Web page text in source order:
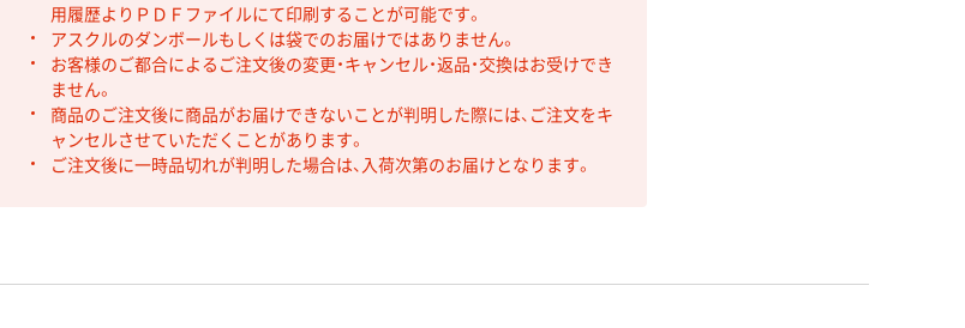
用履歴よりＰＤＦファイルにて印刷することが可能です。
アスクルのダンボールもしくは袋でのお届けではありません。
お客様のご都合によるご注文後の変更・キャンセル・返品・交換はお受けでき
ません。
商品のご注文後に商品がお届けできないことが判明した際には、ご注文をキ
ャンセルさせていただくことがあります。
ご注文後に一時品切れが判明した場合は、入荷次第のお届けとなります。